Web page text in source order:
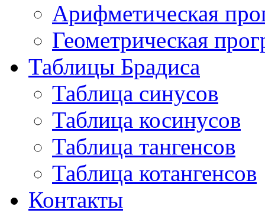
Арифметическая
Геометрическая
Таблицы Брадиса
Таблица синусов
Таблица косинусов
Таблица тангенсов
Таблица котангенсов
Контакты